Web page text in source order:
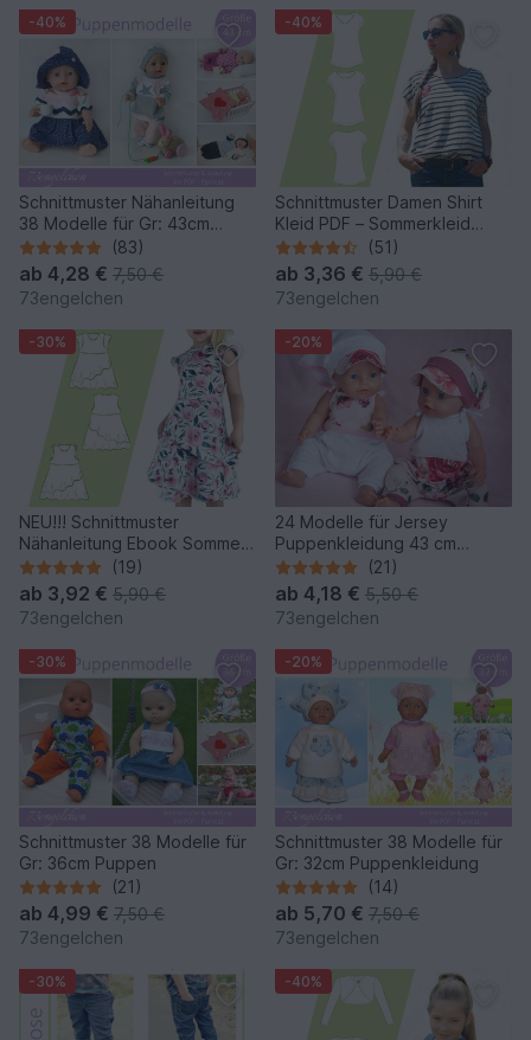
-40%
Schnittmuster Nähanleitung
38 Modelle für Gr: 43cm
Puppen - Puppenkleidung
(83)
ab 4,28 € 7,50 €
73engelchen
-40%
Schnittmuster Damen Shirt
Kleid PDF – Sommerkleid
nähen 32–48(51)
ab 3,36 € 5,90 €
73engelchen
-30%
NEU!!! Schnittmuster
Nähanleitung Ebook Sommer
Jerseykleid mit Beamer Datei
(19)
ab 3,92 € 5,90 €
73engelchen
-20%
24 Modelle für Jersey
Puppenkleidung 43 cm
Puppen mit Schultüte
(21)
ab 4,18 € 5,50 €
73engelchen
-30%
Schnittmuster 38 Modelle für
Gr: 36cm Puppen
(21)
ab 4,99 € 7,50 €
73engelchen
-20%
Schnittmuster 38 Modelle für
Gr: 32cm Puppenkleidung
(14)
ab 5,70 € 7,50 €
73engelchen
-30% -40%